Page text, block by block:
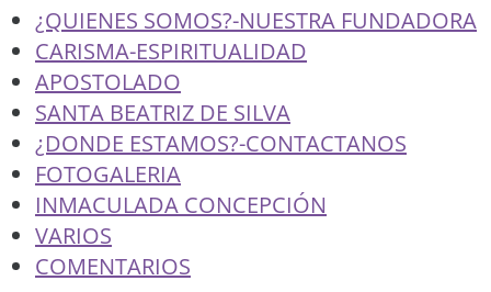
¿QUIENES SOMOS?-NUESTRA FUNDADORA
CARISMA-ESPIRITUALIDAD
APOSTOLADO
SANTA BEATRIZ DE SILVA
¿DONDE ESTAMOS?-CONTACTANOS
FOTOGALERIA
INMACULADA CONCEPCIÓN
VARIOS
COMENTARIOS